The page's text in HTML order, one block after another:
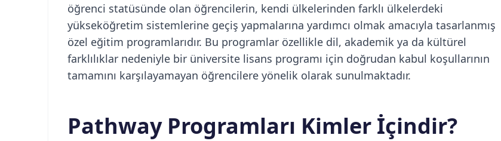
öğrenci statüsünde olan öğrencilerin, kendi ülkelerinden farklı ülkelerdeki
yükseköğretim sistemlerine geçiş yapmalarına yardımcı olmak amacıyla tasarlanmış
özel eğitim programlarıdır. Bu programlar özellikle dil, akademik ya da kültürel
farklılıklar nedeniyle bir üniversite lisans programı için doğrudan kabul koşullarının
tamamını karşılayamayan öğrencilere yönelik olarak sunulmaktadır.
Pathway Programları Kimler İçindir?